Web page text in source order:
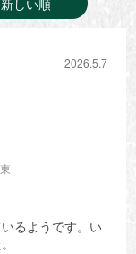
しい順
2026.5.7
るようです。い